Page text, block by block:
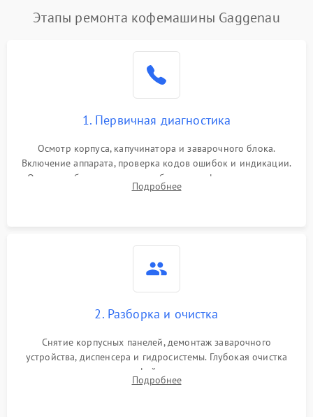
Этапы ремонта кофемашины Gaggenau
1. Первичная диагностика
Осмотр корпуса, капучинатора и заварочного блока.
Включение аппарата, проверка кодов ошибок и индикации.
Оценка работы помпы, термоблока и кофемолки на слух.
Измерение температуры и давления воды для выявления
Подробнее
2. Разборка и очистка
Снятие корпусных панелей, демонтаж заварочного
устройства, диспенсера и гидросистемы. Глубокая очистка
внутренних узлов от кофейных масел, жмыха и накипи.
Промывка дренажных каналов и фильтров с использованием
Подробнее